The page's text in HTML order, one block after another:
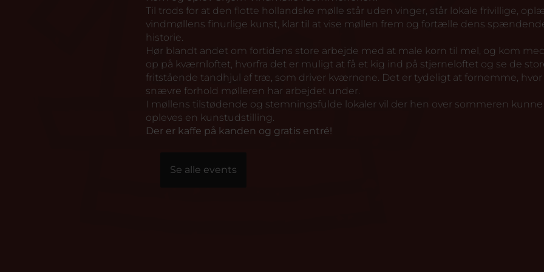
Til trods for at den flotte hollandske mølle står uden vinger, står lokale frivillige,
vindmøllens finurlige kunst, klar til at vise møllen frem og fortælle dens
historie.
Hør blandt andet om fortidens store arbejde med at male korn til mel, og kom
op på kværnloftet, hvorfra det er muligt at få et kig ind på stjerneloftet og se de
fritstående tandhjul af træ, som driver kværnene. Det er tydeligt at fornemme, hvor
snævre forhold mølleren har arbejdet under.
I møllens tilstødende og stemningsfulde lokaler vil der hen over sommeren kunne
opleves en kunstudstilling.
Der er kaffe på kanden og gratis entré!
Se alle events